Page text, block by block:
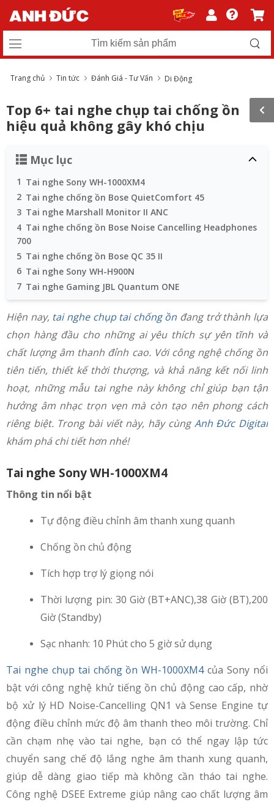
Trang chủ Tin tức Đánh Giá - Tư Vấn Di Động
Top 6+ tai nghe chụp tai chống ồn
hiệu quả không gây khó chịu
Mục lục
1 Tai nghe Sony WH-1000XM4
2 Tai nghe chống ồn Bose QuietComfort 45
3 Tai nghe Marshall Monitor II ANC
4 Tai nghe chống ồn Bose Noise Cancelling Headphones
700
5 Tai nghe chống ồn Bose QC 35 II
6 Tai nghe Sony WH-H900N
7 Tai nghe Gaming JBL Quantum ONE
Hiện nay, tai nghe chụp tai chống ồn đang trở thành lựa
chọn hàng đầu cho những ai yêu thích sự yên tĩnh và
chất lượng âm thanh đỉnh cao. Với công nghệ chống ồn
tiên tiến, thiết kế thời thượng, và khả năng kết nối linh
hoạt, những mẫu tai nghe này không chỉ giúp bạn tận
hưởng âm nhạc trọn vẹn mà còn tạo nên phong cách
riêng biệt. Trong bài viết này, hãy cùngAnh Đức Digital
khám phá chi tiết hơn nhé!
Tai nghe Sony WH-1000XM4
Thông tin nổi bật
Tự động điều chỉnh âm thanh xung quanh
Chống ồn chủ động
Tích hợp trợ lý giọng nói
Thời lượng pin: 30 Giờ (BT+ANC),38 Giờ (BT),200
Giờ (Standby)
Sạc nhanh: 10 Phút cho 5 giờ sử dụng
Tai nghe chụp tai chống ồn WH-1000XM4của Sony nổi
bật với công nghệ khử tiếng ồn chủ động cao cấp, nhờ
bộ xử lý HD Noise-Cancelling QN1 và Sense Engine tự
động điều chỉnh mức độ âm thanh theo môi trường. Chỉ
cần chạm nhẹ vào tai nghe, bạn có thể ngay lập tức
chuyển sang chế độ lắng nghe âm thanh xung quanh,
giúp dễ dàng giao tiếp mà không cần tháo tai nghe.
Công nghệ DSEE Extreme giúp nâng cao chất lượng âm